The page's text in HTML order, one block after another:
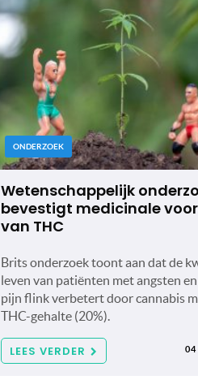
ONDERZOEK
Wetenschappelijk
bevestigt medicinale
van THC
Brits onderzoek toont aan dat de
leven van patiënten met angsten
pijn flink verbetert door cannabis
THC-gehalte (20%).
LEES VERDER 04